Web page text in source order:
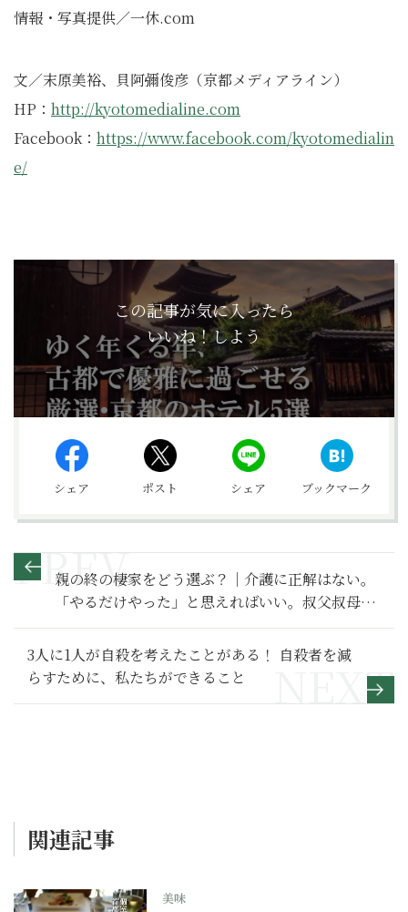
情報・写真提供／一休.com
文／末原美裕、貝阿彌俊彦（京都メディアライン）
HP： http://kyotomedialine.com
Facebook： https://www.facebook.com/kyotomedialin
e/
この記事が気に入ったら
いいね！しよう
シェア ポスト シェア ブックマーク
親の終の棲家をどう選ぶ？｜介護に正解はない。
「やるだけやった」と思えればいい。叔父叔母の
介護をする理由【５】
3人に1人が自殺を考えたことがある！ 自殺者を減
らすために、私たちができること
関連記事
美味